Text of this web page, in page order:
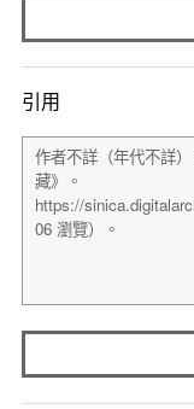
引用